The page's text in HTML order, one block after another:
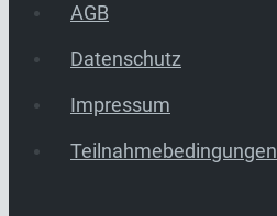
AGB
Datenschutz
Impressum
Teilnahmebedingungen